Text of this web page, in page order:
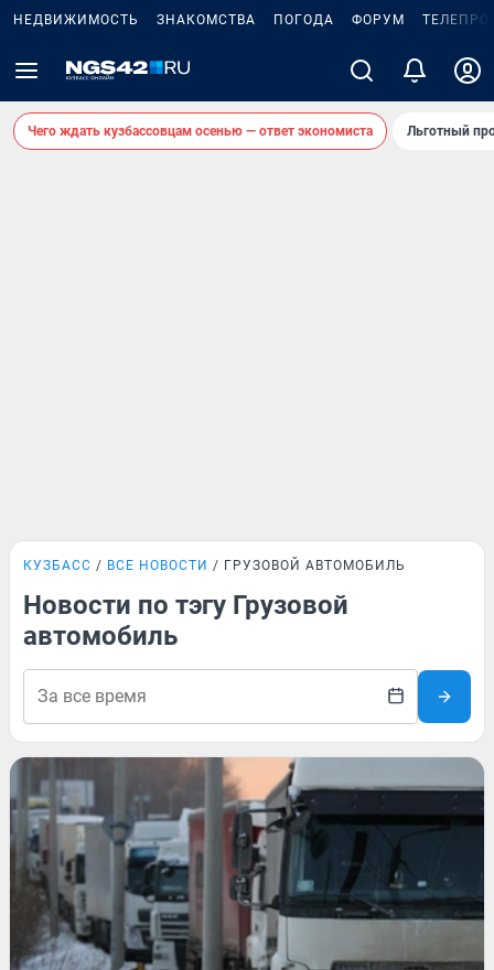
НЕДВИЖИМОСТЬ ЗНАКОМСТВА ПОГОДА ФОРУМ
Чего ждать кузбассовцам осенью — ответ экономиста Льготный
КУЗБАСС ВСЕ НОВОСТИ ГРУЗОВОЙ АВТОМОБИЛЬ
Новости по тэгу Грузовой
автомобиль